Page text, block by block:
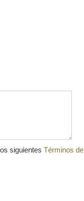
siguientes Términos de